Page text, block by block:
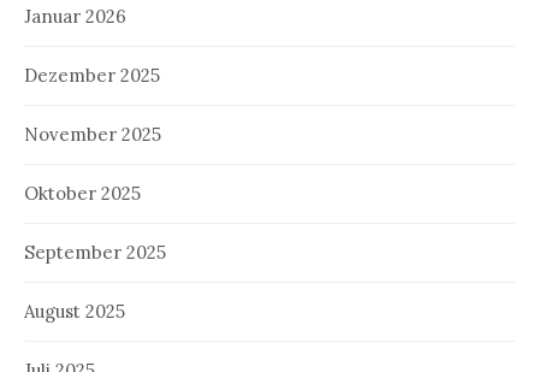
Januar 2026
Dezember 2025
November 2025
Oktober 2025
September 2025
August 2025